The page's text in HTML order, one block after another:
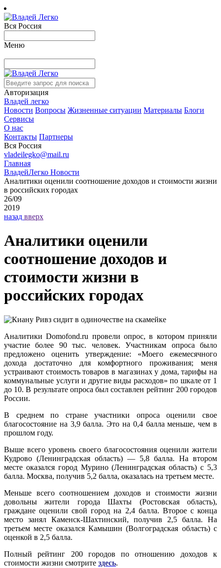
Вся Россия
Меню
Авторизация
Владей легко
Новости Вопросы Жизненные ситуации Материалы Блоги
Сервисы
О нас
Контакты Партнеры
Вся Россия
vladeilegko@mail.ru
Главная
ВладейЛегко Новости
Аналитики оценили соотношение доходов и стоимости жизни
в российских городах
26/09
2019
назад вверх
Аналитики оценили
соотношение доходов и
стоимости жизни в
российских городах
Аналитики Domofond.ru провели опрос, в котором приняли
участие более 90 тыс. человек. Участникам опроса было
предложено оценить утверждение: «Моего ежемесячного
дохода достаточно для комфортного проживания; меня
устраивают стоимость товаров в магазинах у дома, тарифы на
коммунальные услуги и другие виды расходов» по шкале от 1
до 10. В результате опроса был составлен рейтинг 200 городов
России.
В среднем по стране участники опроса оценили свое
благосостояние на 3,9 балла. Это на 0,4 балла меньше, чем в
прошлом году.
Выше всего уровень своего благосостояния оценили жители
Кудрово (Ленинградская область) — 5,8 балла. На втором
месте оказался город Мурино (Ленинградская область) с 5,3
балла. Москва, получив 5,2 балла, оказалась на третьем месте.
Меньше всего соотношением доходов и стоимости жизни
довольны жители города Шахты (Ростовская область),
граждане оценили свой город на 2,4 балла. Второе с конца
место занял Каменск-Шахтинский, получив 2,5 балла. На
третьем месте оказался Камышин (Волгоградская область) с
оценкой в 2,5 балла.
Полный рейтинг 200 городов по отношению доходов к
стоимости жизни смотрите здесь.